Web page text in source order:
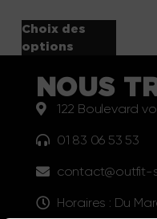
Choix des
options
NOUS
122 Boulevard
01 83 06 53 53
contact@outfit-
Horaires : Du